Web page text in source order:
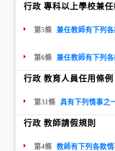
行政 專科以上學校兼
第5條 兼任教師有下列
第6條 兼任教師有下列
行政 教育人員任用條例
第31條 具有下列情事之
行政 教師請假規則
第4條 教師有下列各款